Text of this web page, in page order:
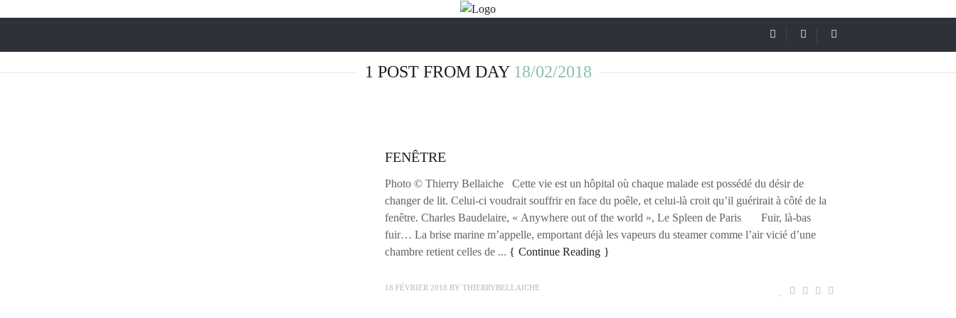
1 POST FROM DAY 18/02/2018
FENÊTRE
Photo © Thierry Bellaiche Cette vie est un hôpital où chaque malade est possédé du désir de
changer de lit. Celui-ci voudrait souffrir en face du poêle, et celui-là croit qu’il guérirait à côté de la
fenêtre. Charles Baudelaire, « Anywhere out of the world », Le Spleen de Paris Fuir, là-bas
fuir… La brise marine m’appelle, emportant déjà les vapeurs du steamer comme l’air vicié d’une
chambre retient celles de ...
Continue Reading
18 FÉVRIER 2018 BY THIERRYBELLAICHE